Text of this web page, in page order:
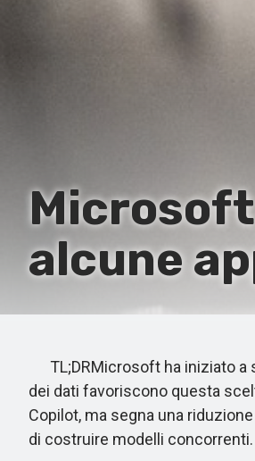
Microsoft
alcune
TL;DRMicrosoft ha iniziato a
dei dati favoriscono questa
Copilot, ma segna una
di costruire modelli concorrenti.